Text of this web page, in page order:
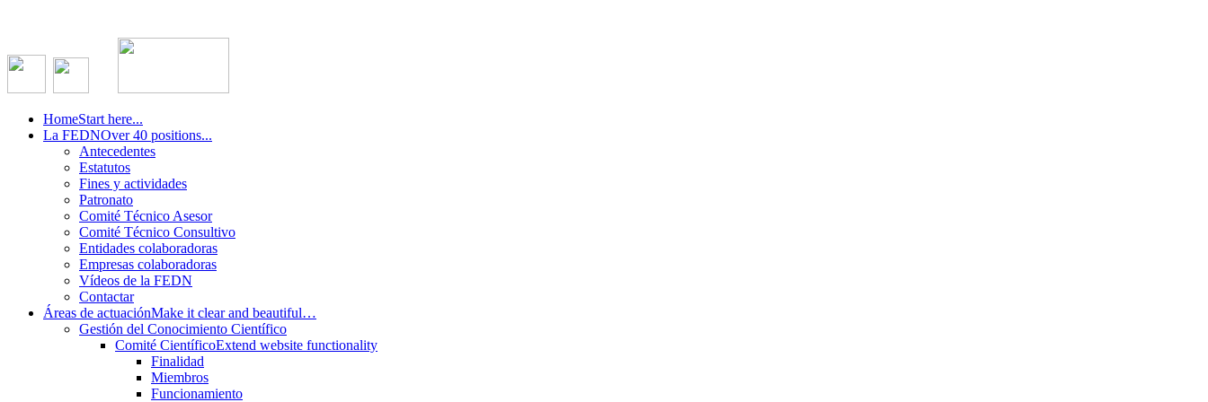
HomeStart here...
La FEDNOver 40 positions...
Antecedentes
Estatutos
Fines y actividades
Patronato
Comité Técnico Asesor
Comité Técnico Consultivo
Entidades colaboradoras
Empresas colaboradoras
Vídeos de la FEDN
Contactar
Áreas de actuaciónMake it clear and beautiful…
Gestión del Conocimiento Científico
Comité CientíficoExtend website functionality
Finalidad
Miembros
Funcionamiento